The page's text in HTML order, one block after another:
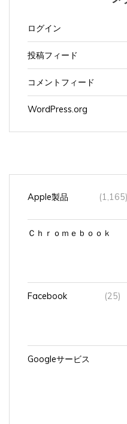
ログイン
投稿フィード
コメントフィード
WordPress.org
Apple製品 (1,165)
Ｃｈｒｏｍｅｂｏｏｋ
Facebook (25)
Googleサービス